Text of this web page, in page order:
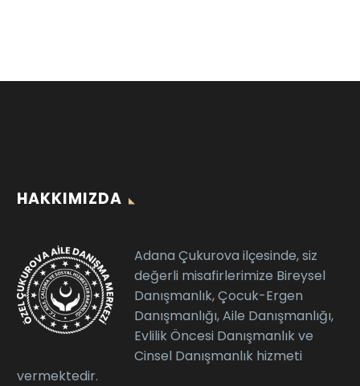
HAKKIMIZDA
Adana Çukurova ilçesinde, siz
değerli misafirlerimize Bireysel
Danışmanlık, Çocuk-Ergen
Danışmanlığı, Aile Danışmanlığı,
Evlilik Öncesi Danışmanlık ve
Cinsel Danışmanlık hizmeti
vermektedir.